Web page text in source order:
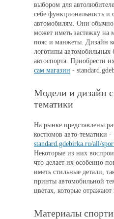
выбором для
себе функциональность и
автомобилям. Они обычно
может иметь застежку
пояс и манжеты. Дизайн
логотипы
автоспорта. Приобрести
сам магазин -
Модели и дизайн
тематики
На рынке представлены
костюмов авто-тематики -
standard.gdebirka.ru/all/
Некоторые из них
что делает их особенно
иметь стильные детали,
принты автомобильной
цветах, которые
Материалы